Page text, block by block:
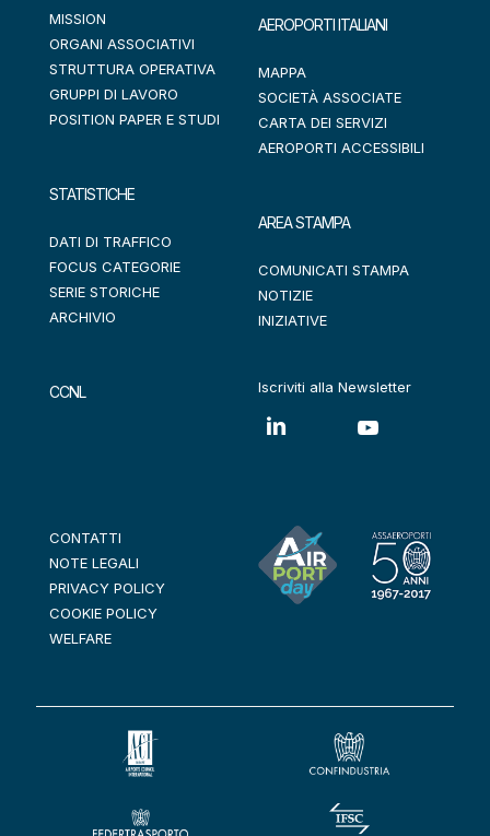
MISSION
ORGANI ASSOCIATIVI
STRUTTURA OPERATIVA
GRUPPI DI LAVORO
POSITION PAPER E STUDI
STATISTICHE
DATI DI TRAFFICO
FOCUS CATEGORIE
SERIE STORICHE
ARCHIVIO
CCNL
AEROPORTI ITALIANI
MAPPA
SOCIETÀ ASSOCIATE
CARTA DEI SERVIZI
AEROPORTI ACCESSIBILI
AREA STAMPA
COMUNICATI STAMPA
NOTIZIE
INIZIATIVE
Iscriviti alla Newsletter
CONTATTI
NOTE LEGALI
PRIVACY POLICY
COOKIE POLICY
WELFARE